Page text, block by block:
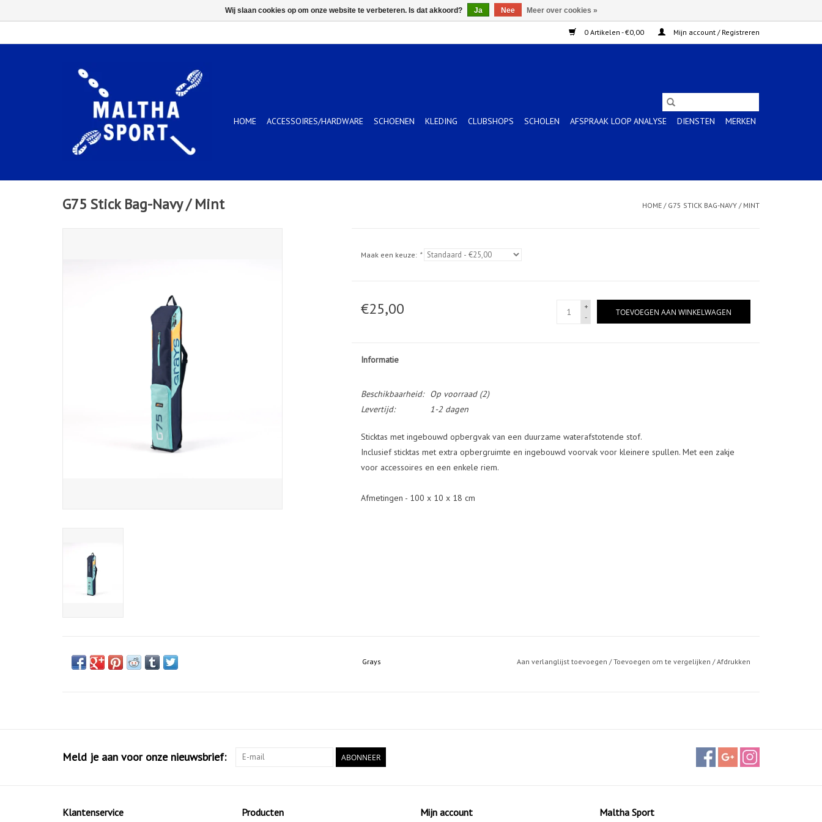
0 Artikelen - €0,00 Mijn account / Registreren
HOME ACCESSOIRES/HARDWARE SCHOENEN KLEDING CLUBSHOPS SCHOLEN AFSPRAAK LOOP ANALYSE DIENSTEN MERKEN
G75 Stick Bag-Navy / Mint HOME / G75 STICK BAG-NAVY / MINT
Maak een keuze: *
€25,00
+
-
TOEVOEGEN AAN WINKELWAGEN
Informatie
Beschikbaarheid: Op voorraad(2)
Levertijd:
1-2 dagen
Sticktas met ingebouwd opbergvak van een duurzame waterafstotende stof.
Inclusief sticktas met extra opbergruimte en ingebouwd voorvak voor kleinere spullen. Met een zakje
voor accessoires en een enkele riem.
Afmetingen - 100 x 10 x 18 cm
Grays Aan verlanglijst toevoegen /Toevoegen om te vergelijken /Afdrukken
Meld je aan voor onze nieuwsbrief: ABONNEER
Klantenservice Producten Mijn account Maltha Sport
Wij slaan cookies op om onze website te verbeteren. Is dat akkoord? Ja Nee Meer over cookies »